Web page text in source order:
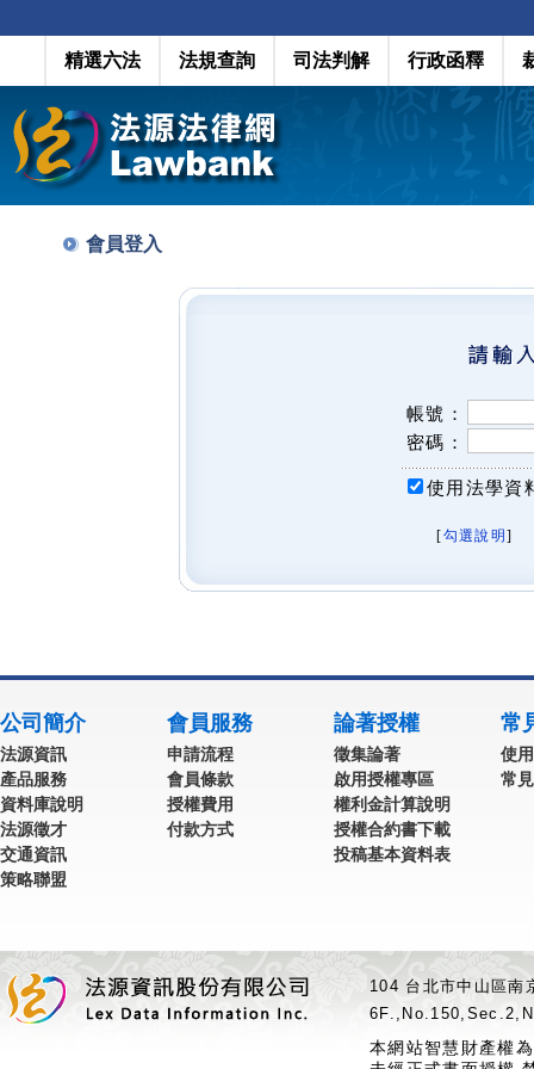
精選六法 法規查詢 司法判解 行政函釋
會員登入
帳號：
密碼：
使用法學資
[勾選說明 ]
公司簡介
法源資訊
產品服務
資料庫說明
法源徵才
交通資訊
策略聯盟
會員服務
申請流程
會員條款
授權費用
付款方式
論著授權
徵集論著
啟用授權專區
權利金計算說明
授權合約書下載
投稿基本資料表
常
使
常
104 台北市中山區
本網站智慧財產權